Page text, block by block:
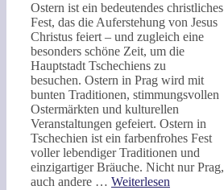
Ostern ist ein bedeutendes christliches
Fest, das die Auferstehung von Jesus
Christus feiert – und zugleich eine
besonders schöne Zeit, um die
Hauptstadt Tschechiens zu
besuchen. Ostern in Prag wird mit
bunten Traditionen, stimmungsvollen
Ostermärkten und kulturellen
Veranstaltungen gefeiert. Ostern in
Tschechien ist ein farbenfrohes Fest
voller lebendiger Traditionen und
einzigartiger Bräuche. Nicht nur Prag,
auch andere … Weiterlesen